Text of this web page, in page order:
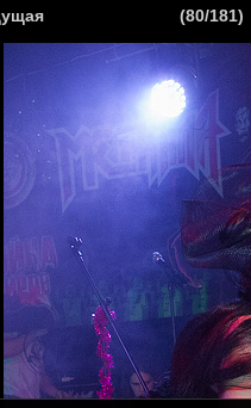
ГЛАВНАЯ
(80/181)